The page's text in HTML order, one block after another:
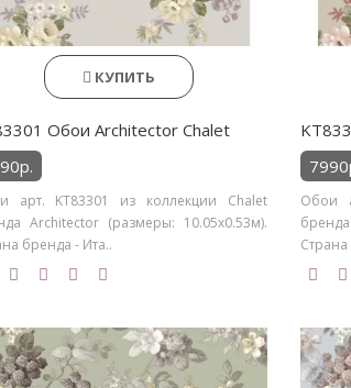
КУПИТЬ
Обои Architector Chalet
арт. KT83301 из коллекции Chalet
Architector (размеры: 10.05х0.53м).
бренда - Ита..
Обои